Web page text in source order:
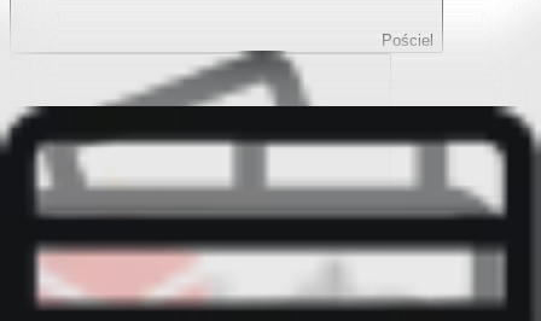
Pościel
Pokaż wszystko